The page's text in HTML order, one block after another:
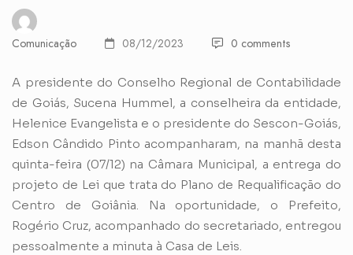
Comunicação 08/12/2023 0 comments
A presidente do Conselho Regional de Contabilidade
de Goiás, Sucena Hummel, a conselheira da entidade,
Helenice Evangelista e o presidente do Sescon-Goiás,
Edson Cândido Pinto acompanharam, na manhã desta
quinta-feira (07/12) na Câmara Municipal, a entrega do
projeto de Lei que trata do Plano de Requalificação do
Centro de Goiânia. Na oportunidade, o Prefeito,
Rogério Cruz, acompanhado do secretariado, entregou
pessoalmente a minuta à Casa de Leis.